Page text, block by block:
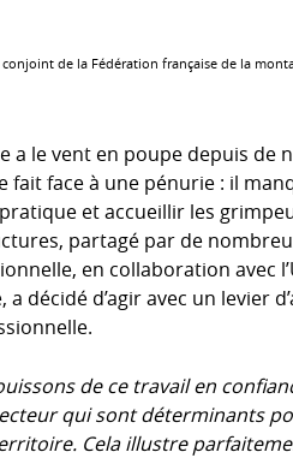
de la Fédération française de la
a le vent en poupe depuis
fait face à une pénurie : il
et accueillir les
partagé par de
en collaboration avec
a décidé d’agir avec un
de ce travail en
qui sont déterminants
Cela illustre